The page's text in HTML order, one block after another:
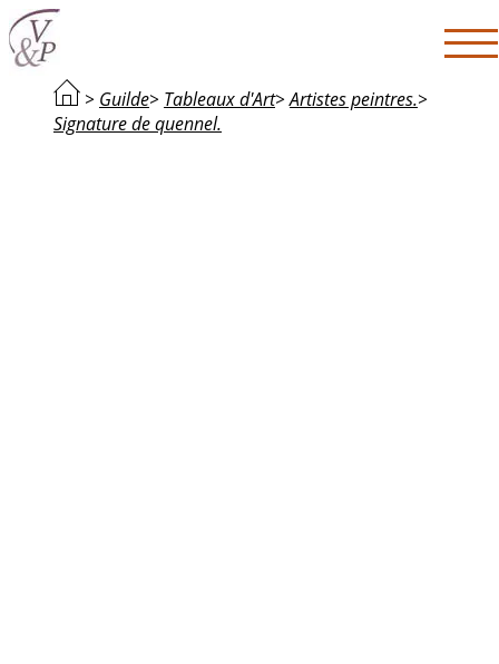
> Guilde> Tableaux d'Art>Artistes peintres.>
Signature de quennel.